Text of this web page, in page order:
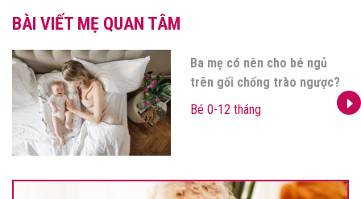
BÀI VIẾT MẸ QUAN TÂM
Ba mẹ có nên cho bé ngủ
trên gối chống trào ngược?
Bé 0-12 tháng